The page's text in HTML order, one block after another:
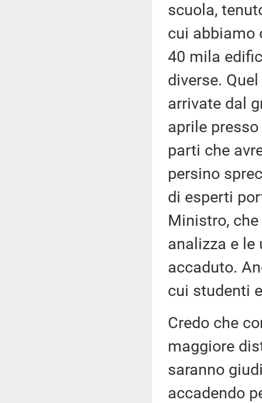
scuola,
cui abbiamo
40 mila
diverse.
arrivate dal
aprile
parti che
persino
di esperti
Ministro,
analizza e le
accaduto.
cui studenti
Credo che
maggiore
saranno
accadendo